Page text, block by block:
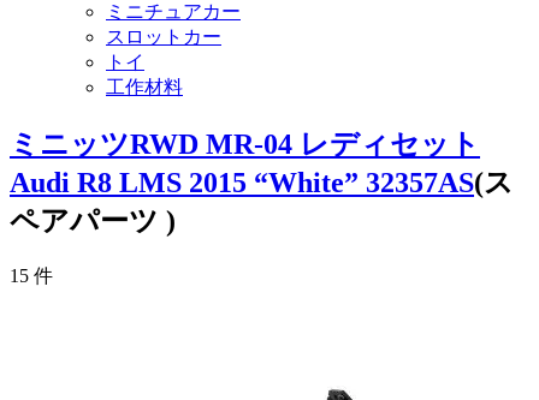
ミニチュアカー
スロットカー
トイ
工作材料
ミニッツRWD MR-04 レディセット
Audi R8 LMS 2015 “White” 32357AS(ス
ペアパーツ )
15 件